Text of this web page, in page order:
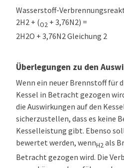
Wasserstoff-
2H2 + (O2 + 3,76N2) =
2H2O + 3,76N2 Gleichung 2
Überlegungen zu den
Wenn ein neuer Brennstoff für
Kessel in Betracht gezogen
die Auswirkungen auf den
sicherzustellen, dass es keine
Kesselleistung gibt. Ebenso
bewertet werden, wennH2als
Betracht gezogen wird. Die